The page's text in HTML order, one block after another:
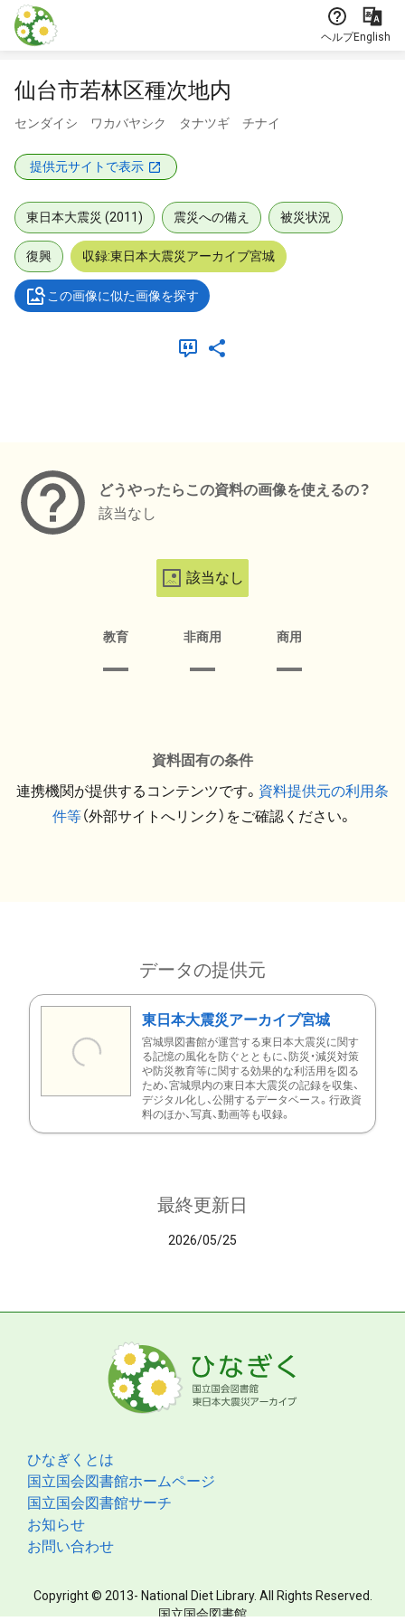
本文に飛ぶ
ヘルプEnglish
仙台市若林区種次地内
センダイシ ワカバヤシク タナツギ チナイ
提供元サイトで表示
東日本大震災 (2011) 震災への備え 被災状況
復興 収録:東日本大震災アーカイブ宮城
この画像に似た画像を探す
どうやったらこの資料の画像を使えるの？
該当なし
該当なし
教育 非商用 商用
資料固有の条件
連携機関が提供するコンテンツです。 資料提供元の利用条
件等（外部サイトへリンク）をご確認ください。
データの提供元
東日本大震災アーカイブ宮城
宮城県図書館が運営する東日本大震災に関す
る記憶の風化を防ぐとともに、防災・減災対策
や防災教育等に関する効果的な利活用を図る
ため、宮城県内の東日本大震災の記録を収集、
デジタル化し、公開するデータベース。行政資
料のほか、写真、動画等も収録。
最終更新日
2026/05/25
ひなぎくとは
国立国会図書館ホームページ
国立国会図書館サーチ
お知らせ
お問い合わせ
Copyright © 2013- National Diet Library. All Rights Reserved.